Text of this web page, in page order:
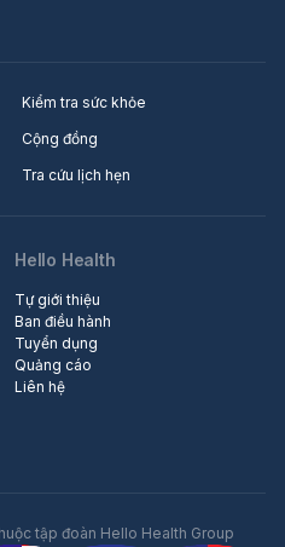
Kiểm tra sức khỏe
Cộng đồng
Tra cứu lịch hẹn
Hello Health
Tự giới thiệu
Ban điều hành
Tuyển dụng
Quảng cáo
Liên hệ
tập đoàn Hello Health Group